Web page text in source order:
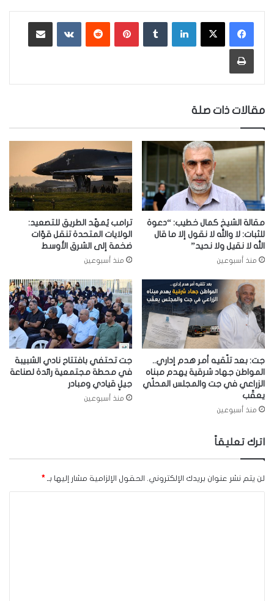
لينكدإن بينتيريست ‏VKontakte
طباعة
مقالات ذات صلة
مقالة الشيخ كمال خطيب: “دعوة
للثبات: لا والله لا نقول إلا ما قال
الله لا نقيل ولا نحيد”
منذ أسبوعين
ترامب يُمهّد الطريق للتصعيد:
الولايات المتحدة تنقل قوّات
ضخمة إلى الشرق الأوسط
منذ أسبوعين
جت: بعد تلّقيه أمر هدم إداري..
المواطن جهاد شرقية يهدم مبناه
الزراعي في جت والمجلس المحلّي
يعقّب
منذ أسبوعين
جت تحتفي بافتتاح نادي الشبيبة
في محطة مجتمعية رائدة لصناعة
جيلٍ قيادي ومبادر
منذ أسبوعين
اترك تعليقاً
لن يتم نشر عنوان بريدك الإلكتروني. الحقول الإلزامية مشار إليها بـ *